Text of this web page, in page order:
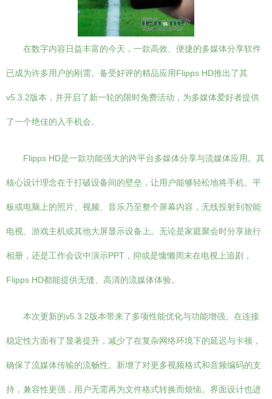
在数字内容日益丰富的今天，一款高效、便捷的多媒体分享软件
已成为许多用户的刚需。备受好评的精品应用Flipps HD推出了其
v5.3.2版本，并开启了新一轮的限时免费活动，为多媒体爱好者提供
了一个绝佳的入手机会。
Flipps HD是一款功能强大的跨平台多媒体分享与流媒体应用。其
核心设计理念在于打破设备间的壁垒，让用户能够轻松地将手机、平
板或电脑上的照片、视频、音乐乃至整个屏幕内容，无线投射到智能
电视、游戏主机或其他大屏显示设备上。无论是家庭聚会时分享旅行
相册，还是工作会议中演示PPT，抑或是慵懒周末在电视上追剧，
Flipps HD都能提供无缝、高清的流媒体体验。
本次更新的v5.3.2版本带来了多项性能优化与功能增强。在连接
稳定性方面有了显著提升，减少了在复杂网络环境下的延迟与卡顿，
确保了流媒体传输的流畅性。新增了对更多视频格式和音频编码的支
持，兼容性更强，用户无需再为文件格式转换而烦恼。界面设计也进